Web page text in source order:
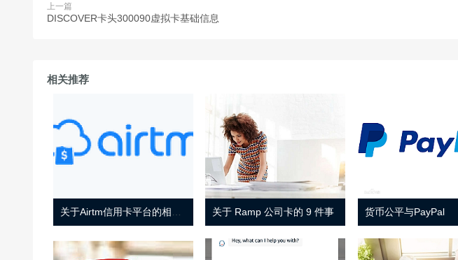
上一篇
DISCOVER卡头300090虚拟卡基础信息
相关推荐
关于 Ramp 公司卡的 9 件事 货币公平与PayPal